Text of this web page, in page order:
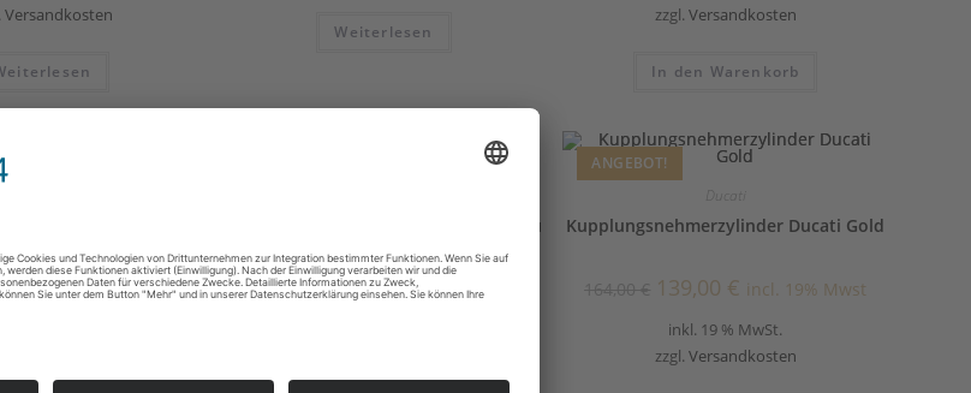
Versandkosten
Weiterlesen
zzgl. Versandkosten
In den Warenkorb
Ducati
Anthrazit
Versandkosten
Kupplungsnehmerzylinder Ducati Blau
164,00€ 88,00€ incl. 19% Mwst
ANGEBOT!
Ducati
Kupplungsnehmerzylinder Ducati Gold
139,00 € incl. 19% Mwst
inkl. 19 % MwSt.
zzgl. Versandkosten